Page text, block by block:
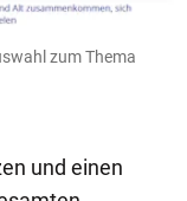
zum Thema
und einen